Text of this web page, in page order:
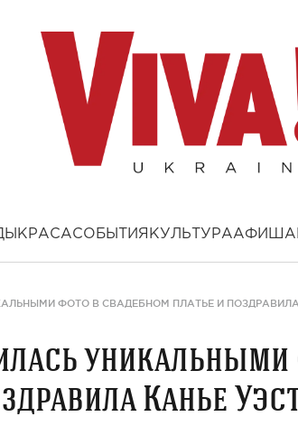
КРАСАСОБЫТИЯ КУЛЬТУРААФИША
ФОТО В СВАДЕБНОМ ПЛАТЬЕ И
уникальными
Канье